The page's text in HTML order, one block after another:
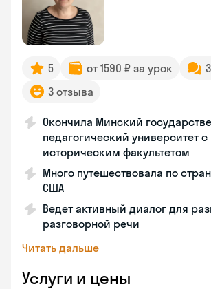
5 от 1590 ₽ за урок
3 отзыва
Окончила Минский
педагогический университет с
историческим факультетом
Много путешествовала по
США
Ведет активный диалог для
разговорной речи
Читать дальше
Услуги и цены